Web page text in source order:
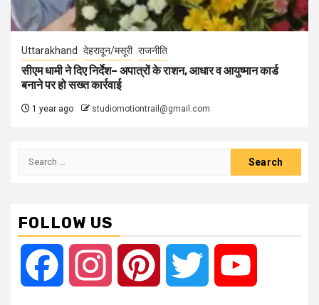
Uttarakhand देहरादून/मसूरी राजनीति
सीएम धामी ने दिए निर्देश– अपात्रों के राशन, आधार व आयुष्मान कार्ड
बनाने पर हो सख्त कार्रवाई
1 year ago studiomotiontrail@gmail.com
Search
FOLLOW US
Facebook Instagram Pinterest Twitter